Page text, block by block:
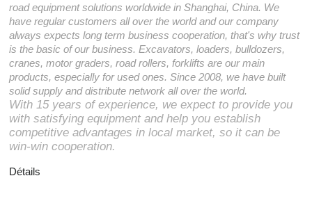
road equipment solutions worldwide in Shanghai, China. We
have regular customers all over the world and our company
always expects long term business cooperation, that's why trust
is the basic of our business. Excavators, loaders, bulldozers,
cranes, motor graders, road rollers, forklifts are our main
products, especially for used ones. Since 2008, we have built
solid supply and distribute network all over the world.
With 15 years of experience, we expect to provide you
with satisfying equipment and help you establish
competitive advantages in local market, so it can be
win-win cooperation.
Détails